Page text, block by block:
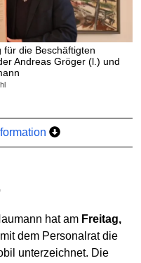
die Beschäftigten
Andreas Gröger (l.) und
hat am Freitag,
dem Personalrat die
unterzeichnet. Die